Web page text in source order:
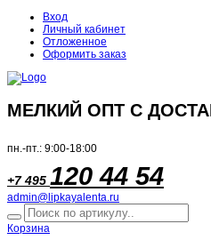
Вход
Личный кабинет
Отложенное
Оформить заказ
МЕЛКИЙ ОПТ С
пн.-пт.: 9:00-18:00
+7 495 120 44 54
admin@lipkayalenta.ru
Корзина